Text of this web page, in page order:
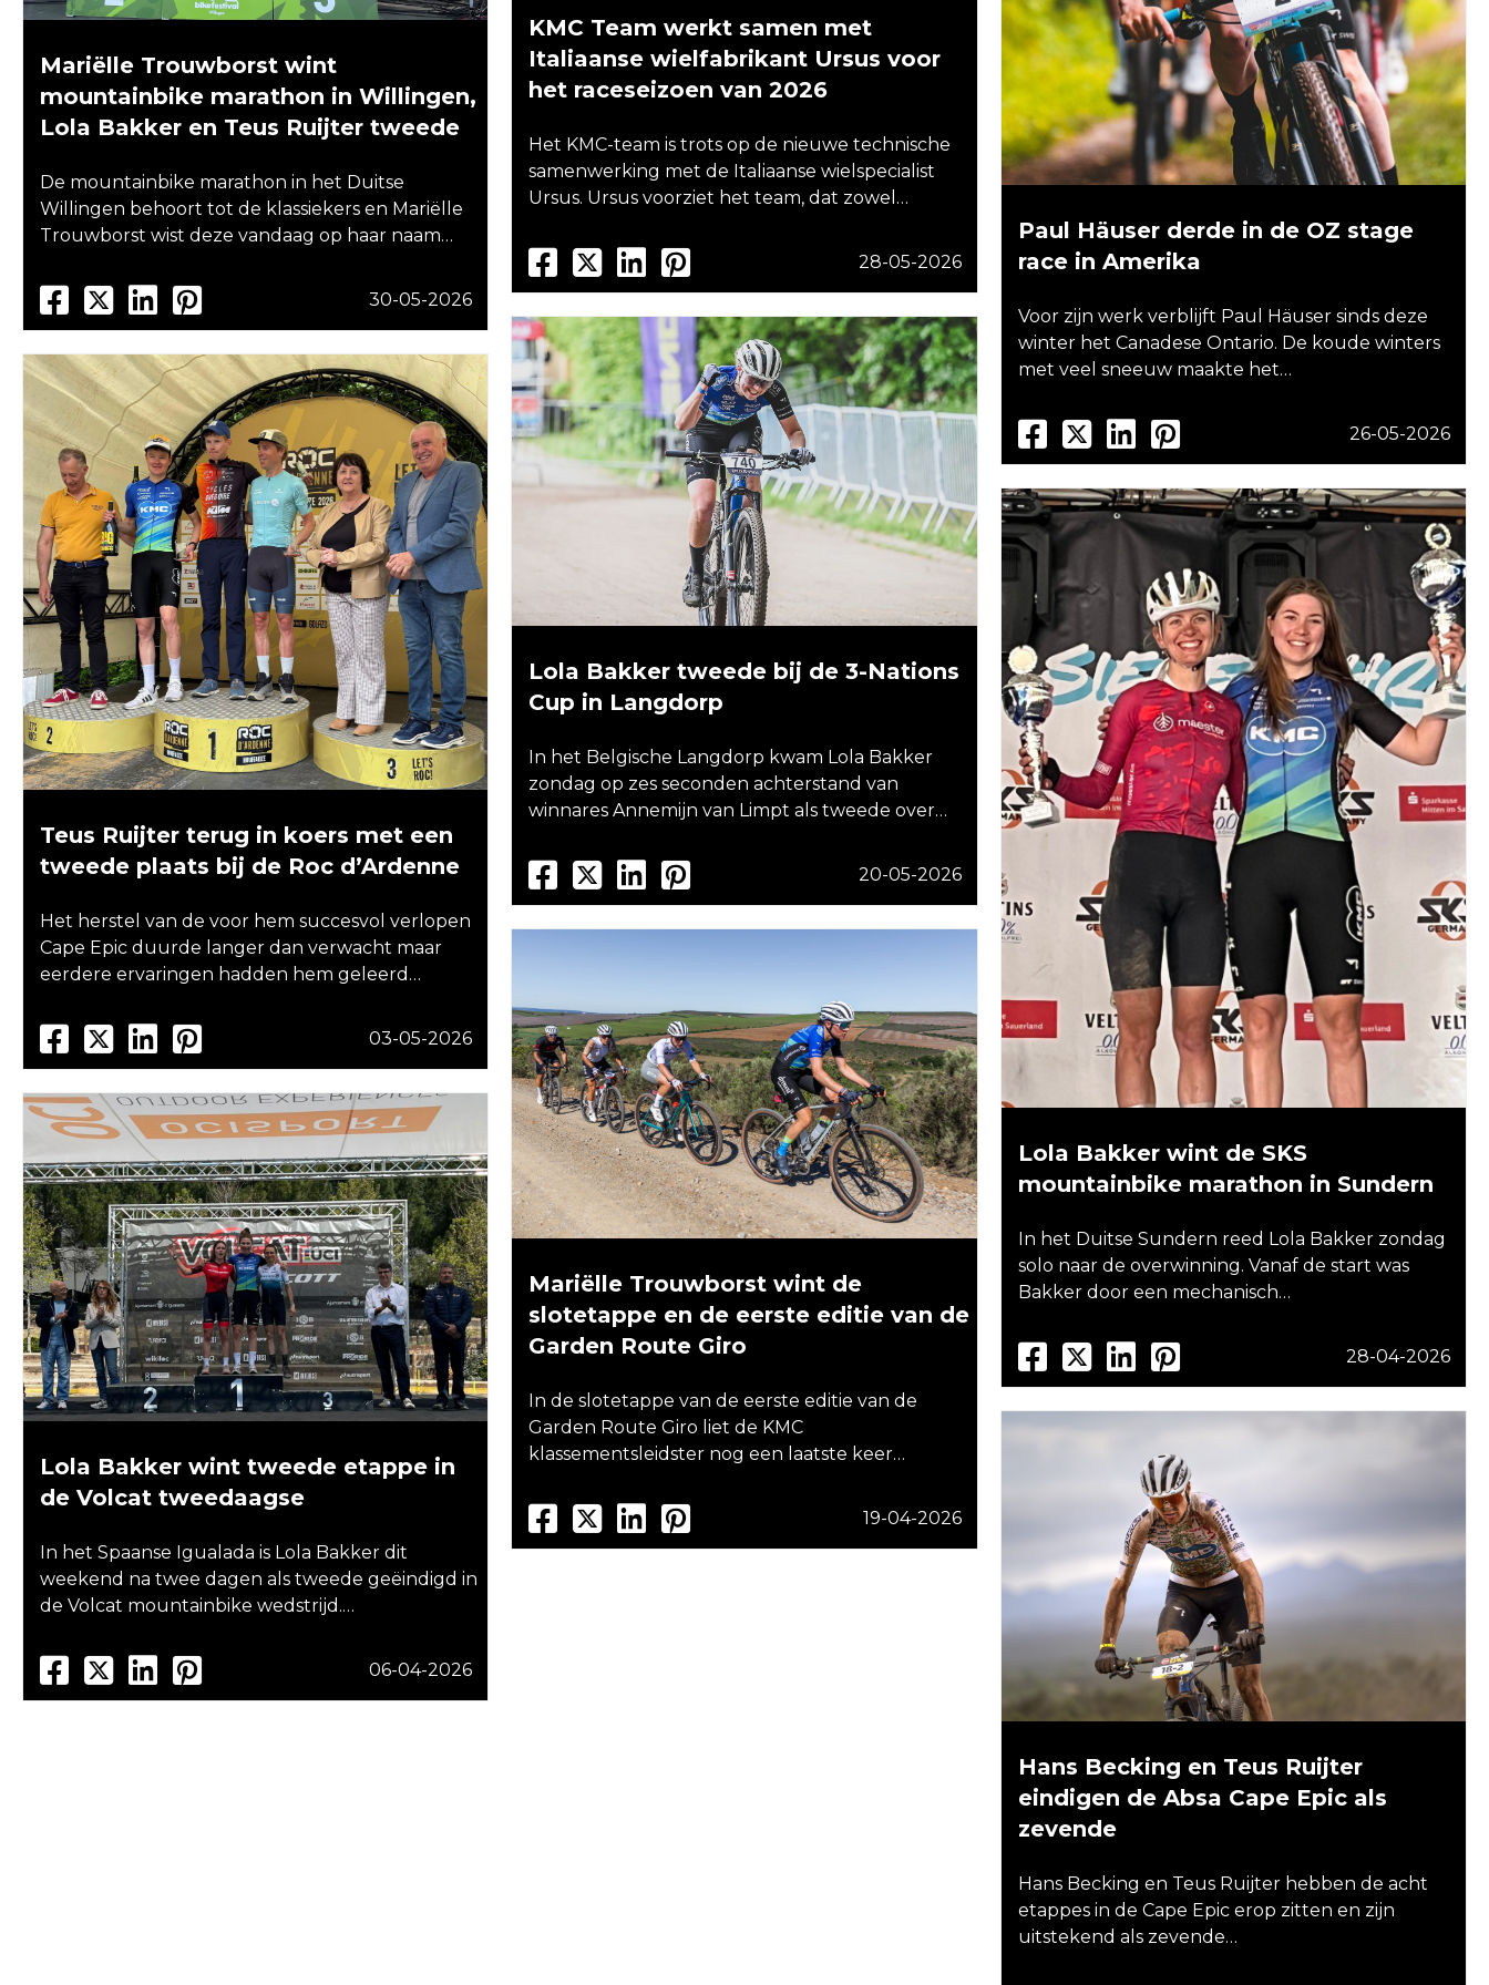
Mariëlle Trouwborst wint
mountainbike marathon in Willingen,
Lola Bakker en Teus Ruijter tweede
De mountainbike marathon in het Duitse
Willingen behoort tot de klassiekers en Mariëlle
Trouwborst wist deze vandaag op haar naam…
30-05-2026
KMC Team werkt samen met
Italiaanse wielfabrikant Ursus voor
het raceseizoen van 2026
Het KMC-team is trots op de nieuwe technische
samenwerking met de Italiaanse wielspecialist
Ursus. Ursus voorziet het team, dat zowel…
28-05-2026
Paul Häuser derde in de OZ stage
race in Amerika
Voor zijn werk verblijft Paul Häuser sinds deze
winter het Canadese Ontario. De koude winters
met veel sneeuw maakte het…
26-05-2026
Lola Bakker tweede bij de 3-Nations
Cup in Langdorp
In het Belgische Langdorp kwam Lola Bakker
zondag op zes seconden achterstand van
winnares Annemijn van Limpt als tweede over…
20-05-2026
Teus Ruijter terug in koers met een
tweede plaats bij de Roc d’Ardenne
Het herstel van de voor hem succesvol verlopen
Cape Epic duurde langer dan verwacht maar
eerdere ervaringen hadden hem geleerd…
03-05-2026
Lola Bakker wint de SKS
mountainbike marathon in Sundern
In het Duitse Sundern reed Lola Bakker zondag
solo naar de overwinning. Vanaf de start was
Bakker door een mechanisch…
28-04-2026
Mariëlle Trouwborst wint de
slotetappe en de eerste editie van de
Garden Route Giro
In de slotetappe van de eerste editie van de
Garden Route Giro liet de KMC
klassementsleidster nog een laatste keer…
19-04-2026
Lola Bakker wint tweede etappe in
de Volcat tweedaagse
In het Spaanse Igualada is Lola Bakker dit
weekend na twee dagen als tweede geëindigd in
de Volcat mountainbike wedstrijd.…
06-04-2026
Hans Becking en Teus Ruijter
eindigen de Absa Cape Epic als
zevende
Hans Becking en Teus Ruijter hebben de acht
etappes in de Cape Epic erop zitten en zijn
uitstekend als zevende…